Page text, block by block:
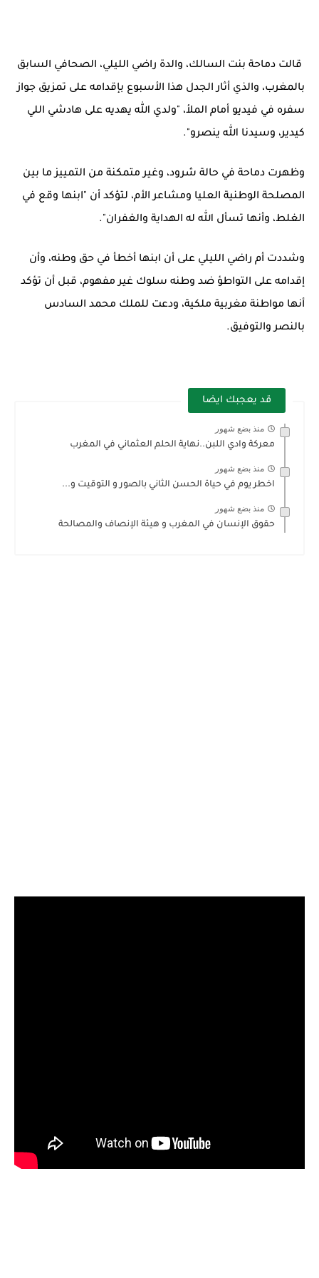
قالت دماحة بنت السالك، والدة راضي الليلي، الصحافي السابق
بالمغرب، والذي أثار الجدل هذا الأسبوع بإقدامه على تمزيق جواز
سفره في فيديو أمام الملأ، "ولدي الله يهديه على هادشي اللي
كيدير، وسيدنا الله ينصرو".
وظهرت دماحة في حالة شرود، وغير متمكنة من التمييز ما بين
المصلحة الوطنية العليا ومشاعر الأم، لتؤكد أن "ابنها وقع في
الغلط، وأنها تسأل الله له الهداية والغفران".
وشددت أم راضي الليلي على أن ابنها أخطأ في حق وطنه، وأن
إقدامه على التواطؤ ضد وطنه سلوك غير مفهوم، قبل أن تؤكد
أنها مواطنة مغربية ملكية، ودعت للملك محمد السادس
بالنصر والتوفيق.
قد يعجبك ايضا
منذ بضع شهور
معركة وادي اللبن..نهاية الحلم العثماني في المغرب
منذ بضع شهور
اخطر يوم في حياة الحسن الثاني بالصور و التوقيت و...
منذ بضع شهور
حقوق الإنسان في المغرب و هيئة الإنصاف والمصالحة